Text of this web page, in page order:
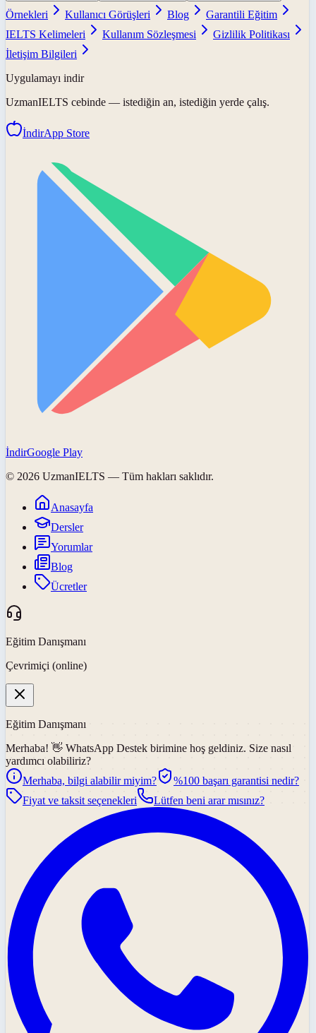
Örnekleri
Kullanıcı Görüşleri Blog
Garantili Eğitim
IELTS Kelimeleri
Kullanım Sözleşmesi
Gizlilik Politikası
İletişim Bilgileri
Uygulamayı indir
UzmanIELTS cebinde — istediğin an, istediğin yerde çalış.
İndirApp Store
İndirGoogle Play
© 2026 UzmanIELTS — Tüm hakları saklıdır.
Anasayfa
Dersler
Yorumlar
Blog
Ücretler
Eğitim Danışmanı
Çevrimiçi (online)
Eğitim Danışmanı
Merhaba! 👋 WhatsApp Destek birimine hoş geldiniz. Size nasıl
yardımcı olabiliriz?
Merhaba, bilgi alabilir miyim?
%100 başarı garantisi nedir?
Fiyat ve taksit seçenekleri
Lütfen beni arar mısınız?